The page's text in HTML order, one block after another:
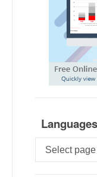
Languages
Languages